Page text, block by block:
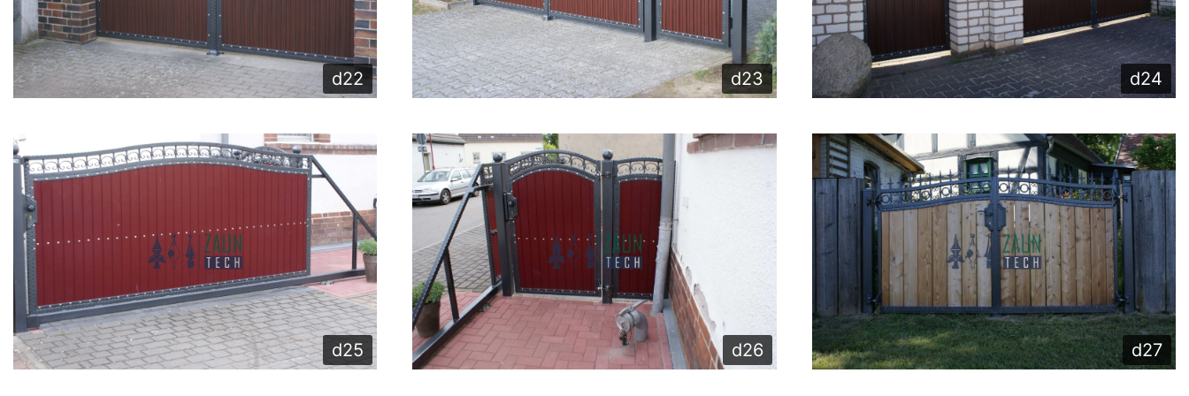
d22 d23 d24
d25 d26 d27